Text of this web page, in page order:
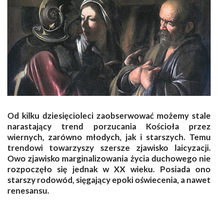
Od kilku dziesięcioleci zaobserwować możemy stale
narastający trend porzucania Kościoła przez
wiernych, zarówno młodych, jak i starszych. Temu
trendowi towarzyszy szersze zjawisko laicyzacji.
Owo zjawisko marginalizowania życia duchowego nie
rozpoczęło się jednak w XX wieku. Posiada ono
starszy rodowód, sięgający epoki oświecenia, a nawet
renesansu.